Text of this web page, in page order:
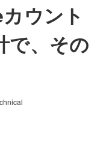
ウント
で、その